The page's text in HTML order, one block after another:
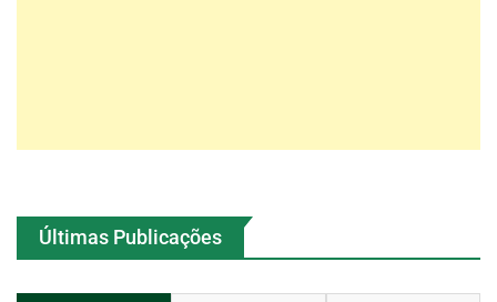
Últimas Publicações